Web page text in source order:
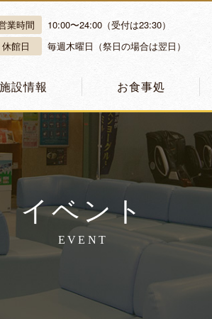
業時間
10:00〜24:00（受付は23:30）
休館日
毎週木曜日（祭日の場合は翌日）
施設情報 お食事処
イベント
EVENT